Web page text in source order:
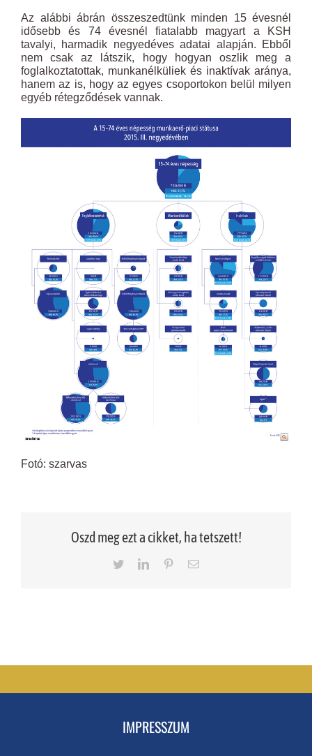
Az alábbi ábrán összeszedtünk minden 15 évesnél
idősebb és 74 évesnél fiatalabb magyart a KSH
tavalyi, harmadik negyedéves adatai alapján. Ebből
nem csak az látszik, hogy hogyan oszlik meg a
foglalkoztatottak, munkanélküliek és inaktívak aránya,
hanem az is, hogy az egyes csoportokon belül milyen
egyéb rétegződések vannak.
Fotó: szarvas
Oszd meg ezt a cikket, ha tetszett!
TwitterLinkedInPinterestEmail
IMPRESSZUM